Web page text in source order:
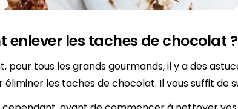
enlever les taches de chocolat ?
pour tous les grands gourmands, il y a des
les taches de chocolat. Il vous suffit de